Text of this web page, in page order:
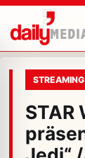
STREAMING
STAR